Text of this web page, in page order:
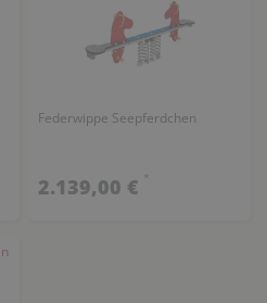
Federwippe Seepferdchen
2.139,00 € *